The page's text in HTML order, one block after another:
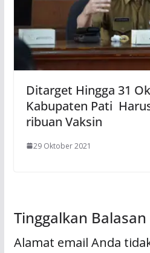
Ditarget Hingga 31
Kabupaten Pati
ribuan Vaksin
29 Oktober 2021
Tinggalkan Balasan
Alamat email Anda